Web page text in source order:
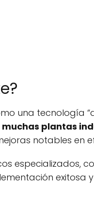
una tecnología
plantas
notables en
especializados,
exitosa